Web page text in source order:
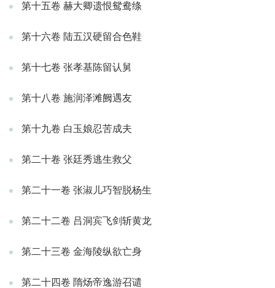
第十五卷 赫大卿遗恨鸳鸯绦
第十六卷 陆五汉硬留合色鞋
第十七卷 张孝基陈留认舅
第十八卷 施润泽滩阙遇友
第十九卷 白玉娘忍苦成夫
第二十卷 张廷秀逃生救父
第二十一卷 张淑儿巧智脱杨生
第二十二卷 吕洞宾飞剑斩黄龙
第二十三卷 金海陵纵欲亡身
第二十四卷 隋炀帝逸游召谴